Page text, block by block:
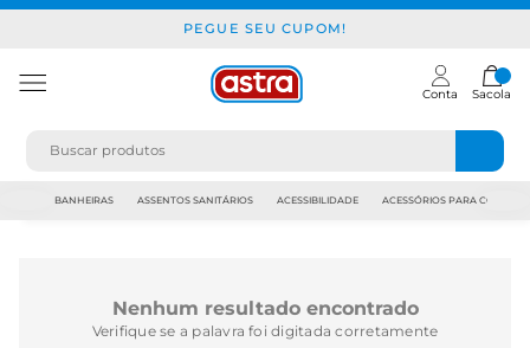
PEGUE SEU CUPOM!
Conta Sacola
BANHEIRAS ASSENTOS SANITÁRIOS ACESSIBILIDADE ACESSÓRIOS PARA
Nenhum resultado encontrado
Verifique se a palavra foi digitada corretamente